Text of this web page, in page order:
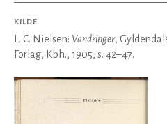
KILDE
L. C. Nielsen: Vandringer,
Forlag, Kbh., 1905, s. 42–47.